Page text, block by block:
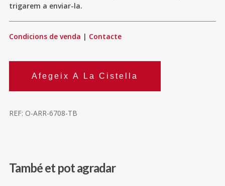
trigarem a enviar-la.
Condicions de venda | Contacte
Afegeix A La Cistella
REF: O-ARR-6708-TB
També et pot agradar